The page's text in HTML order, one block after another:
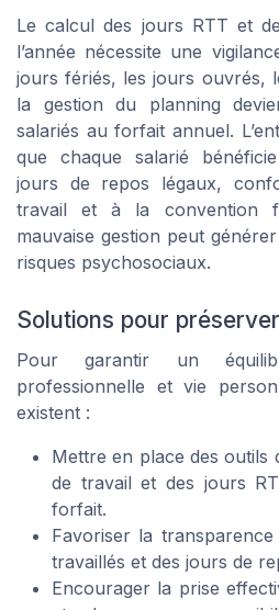
Le calcul des jours RTT et
l’année nécessite une
jours fériés, les jours ouvrés,
la gestion du planning
salariés au forfait annuel.
que chaque salarié
jours de repos légaux,
travail et à la convention
mauvaise gestion peut
risques psychosociaux.
Solutions pour
Pour garantir un
professionnelle et vie
existent :
Mettre en place des outils
de travail et des jours
forfait.
Favoriser la
travaillés et des jours de
Encourager la prise